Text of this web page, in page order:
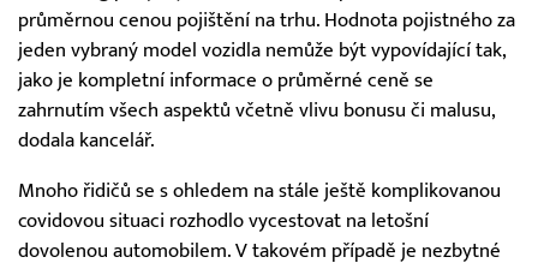
průměrnou cenou pojištění na trhu. Hodnota pojistného za
jeden vybraný model vozidla nemůže být vypovídající tak,
jako je kompletní informace o průměrné ceně se
zahrnutím všech aspektů včetně vlivu bonusu či malusu,
dodala kancelář.
Mnoho řidičů se s ohledem na stále ještě komplikovanou
covidovou situaci rozhodlo vycestovat na letošní
dovolenou automobilem. V takovém případě je nezbytné